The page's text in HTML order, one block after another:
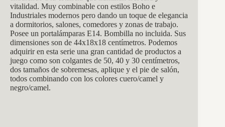
vitalidad. Muy combinable con estilos Boho e
Industriales modernos pero dando un toque de elegancia
a dormitorios, salones, comedores y zonas de trabajo.
Posee un portalámparas E14. Bombilla no incluida. Sus
dimensiones son de 44x18x18 centímetros. Podemos
adquirir en esta serie una gran cantidad de productos a
juego como son colgantes de 50, 40 y 30 centímetros,
dos tamaños de sobremesas, aplique y el pie de salón,
todos combinando con los colores cuero/camel y
negro/camel.